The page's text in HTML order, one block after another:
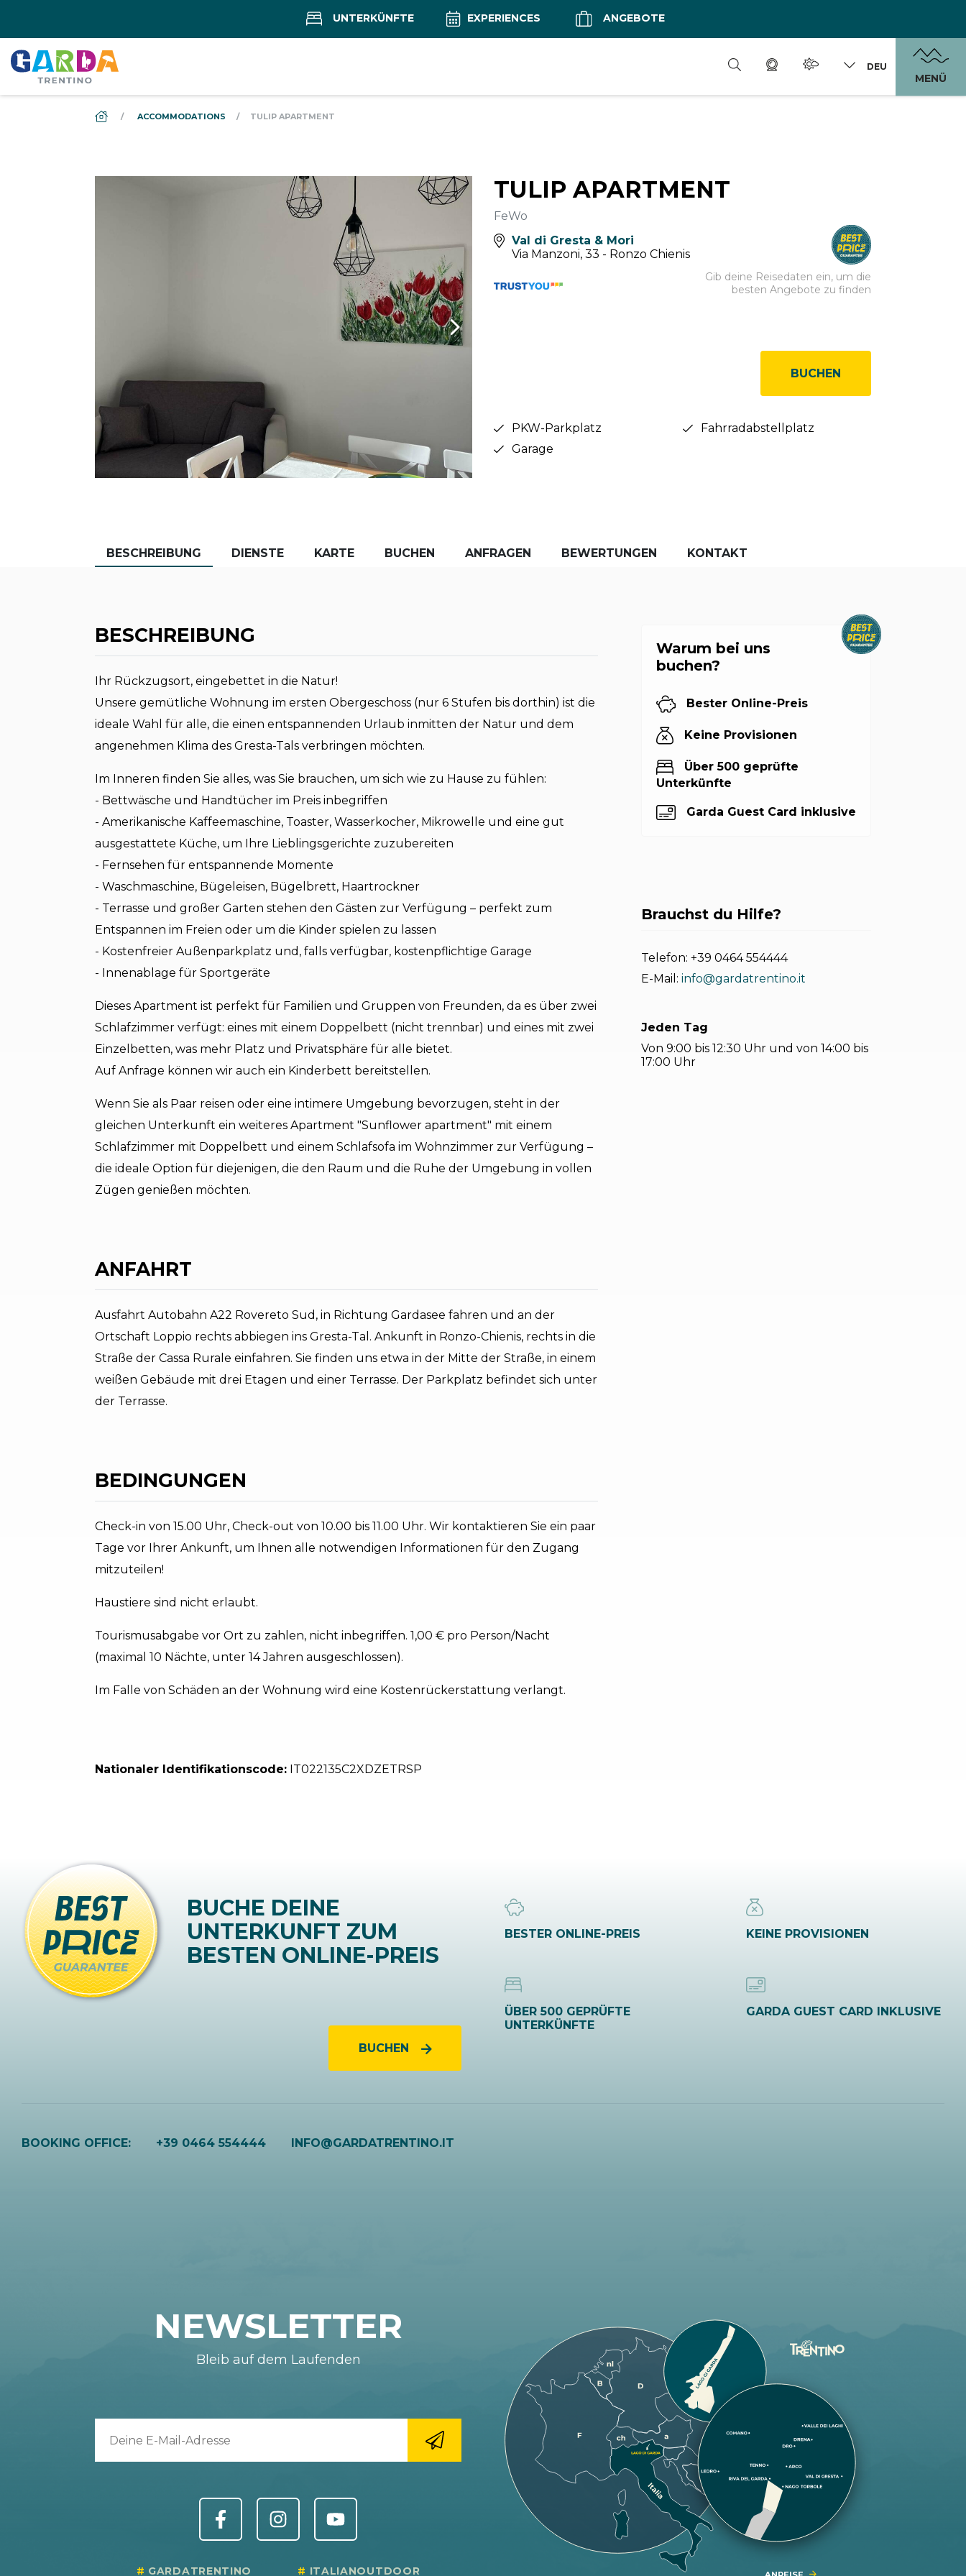
UNTERKÜNFTE EXPERIENCES ANGEBOTE
DEU
MENÜ
DS_BREADCRUMB.HOME
ACCOMMODATIONS TULIP APARTMENT
TULIP APARTMENT
FeWo
Val di Gresta & Mori
Via Manzoni, 33 - Ronzo Chienis
Gib deine Reisedaten ein, um die
besten Angebote zu finden
BUCHEN
PKW-Parkplatz
Fahrradabstellplatz
Garage
BESCHREIBUNG DIENSTE KARTE BUCHEN ANFRAGEN BEWERTUNGEN KONTAKT
BESCHREIBUNG
Ihr Rückzugsort, eingebettet in die Natur!
Unsere gemütliche Wohnung im ersten Obergeschoss (nur 6 Stufen bis dorthin) ist die
ideale Wahl für alle, die einen entspannenden Urlaub inmitten der Natur und dem
angenehmen Klima des Gresta-Tals verbringen möchten.
Im Inneren finden Sie alles, was Sie brauchen, um sich wie zu Hause zu fühlen:
- Bettwäsche und Handtücher im Preis inbegriffen
- Amerikanische Kaffeemaschine, Toaster, Wasserkocher, Mikrowelle und eine gut
ausgestattete Küche, um Ihre Lieblingsgerichte zuzubereiten
- Fernsehen für entspannende Momente
- Waschmaschine, Bügeleisen, Bügelbrett, Haartrockner
- Terrasse und großer Garten stehen den Gästen zur Verfügung – perfekt zum
Entspannen im Freien oder um die Kinder spielen zu lassen
- Kostenfreier Außenparkplatz und, falls verfügbar, kostenpflichtige Garage
- Innenablage für Sportgeräte
Dieses Apartment ist perfekt für Familien und Gruppen von Freunden, da es über zwei
Schlafzimmer verfügt: eines mit einem Doppelbett (nicht trennbar) und eines mit zwei
Einzelbetten, was mehr Platz und Privatsphäre für alle bietet.
Auf Anfrage können wir auch ein Kinderbett bereitstellen.
Wenn Sie als Paar reisen oder eine intimere Umgebung bevorzugen, steht in der
gleichen Unterkunft ein weiteres Apartment "Sunflower apartment" mit einem
Schlafzimmer mit Doppelbett und einem Schlafsofa im Wohnzimmer zur Verfügung –
die ideale Option für diejenigen, die den Raum und die Ruhe der Umgebung in vollen
Zügen genießen möchten.
ANFAHRT
Ausfahrt Autobahn A22 Rovereto Sud, in Richtung Gardasee fahren und an der
Ortschaft Loppio rechts abbiegen ins Gresta-Tal. Ankunft in Ronzo-Chienis, rechts in die
Straße der Cassa Rurale einfahren. Sie finden uns etwa in der Mitte der Straße, in einem
weißen Gebäude mit drei Etagen und einer Terrasse. Der Parkplatz befindet sich unter
der Terrasse.
BEDINGUNGEN
Check-in von 15.00 Uhr, Check-out von 10.00 bis 11.00 Uhr. Wir kontaktieren Sie ein paar
Tage vor Ihrer Ankunft, um Ihnen alle notwendigen Informationen für den Zugang
mitzuteilen!
Haustiere sind nicht erlaubt.
Tourismusabgabe vor Ort zu zahlen, nicht inbegriffen. 1,00 € pro Person/Nacht
(maximal 10 Nächte, unter 14 Jahren ausgeschlossen).
Im Falle von Schäden an der Wohnung wird eine Kostenrückerstattung verlangt.
Nationaler Identifikationscode: IT022135C2XDZETRSP
Warum bei uns
buchen?
Bester Online-Preis
Keine Provisionen
Über 500 geprüfte
Unterkünfte
Garda Guest Card inklusive
Brauchst du Hilfe?
Telefon: +39 0464 554444
E-Mail: info@gardatrentino.it
Jeden Tag
Von 9:00 bis 12:30 Uhr und von 14:00 bis
17:00 Uhr
BUCHE DEINE
UNTERKUNFT ZUM
BESTEN ONLINE-PREIS
BUCHEN
BESTER ONLINE-PREIS KEINE PROVISIONEN
ÜBER 500 GEPRÜFTE
UNTERKÜNFTE
GARDA GUEST CARD INKLUSIVE
BOOKING OFFICE: +39 0464 554444 INFO@GARDATRENTINO.IT
NEWSLETTER
Bleib auf dem Laufenden
GARDATRENTINO ITALIANOUTDOOR